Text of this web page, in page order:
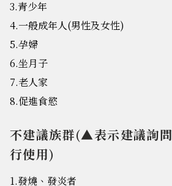
3.青少年
4.一般成年人(男性及女性)
5.孕婦
6.坐月子
7.老人家
8.促進食慾
不建議族群(▲表示建議詢
行使用)
1.發燒、發炎者